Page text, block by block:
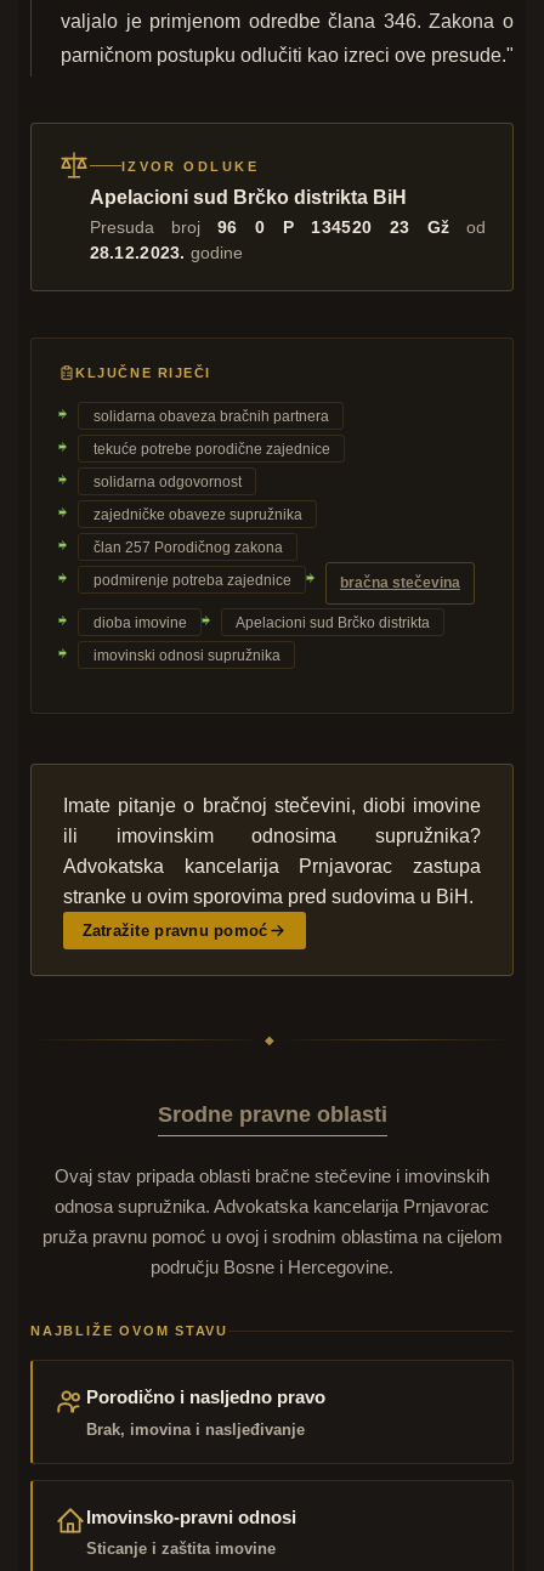
valjalo je primjenom odredbe člana 346. Zakona o
parničnom postupku odlučiti kao izreci ove presude."
IZVOR ODLUKE
Apelacioni sud Brčko distrikta BiH
Presuda broj 96 0 P 134520 23 Gž od
28.12.2023. godine
KLJUČNE RIJEČI
solidarna obaveza bračnih partnera
tekuće potrebe porodične zajednice
solidarna odgovornost
zajedničke obaveze supružnika
član 257 Porodičnog zakona
podmirenje potreba zajednice
bračna stečevina
dioba imovine
Apelacioni sud Brčko distrikta
imovinski odnosi supružnika
Imate pitanje o bračnoj stečevini, diobi imovine
ili imovinskim odnosima supružnika?
Advokatska kancelarija Prnjavorac zastupa
stranke u ovim sporovima pred sudovima u BiH.
Zatražite pravnu pomoć
◆
Srodne pravne oblasti
Ovaj stav pripada oblasti bračne stečevine i imovinskih
odnosa supružnika. Advokatska kancelarija Prnjavorac
pruža pravnu pomoć u ovoj i srodnim oblastima na cijelom
području Bosne i Hercegovine.
NAJBLIŽE OVOM STAVU
Porodično i nasljedno pravo
Brak, imovina i nasljeđivanje
Imovinsko-pravni odnosi
Sticanje i zaštita imovine